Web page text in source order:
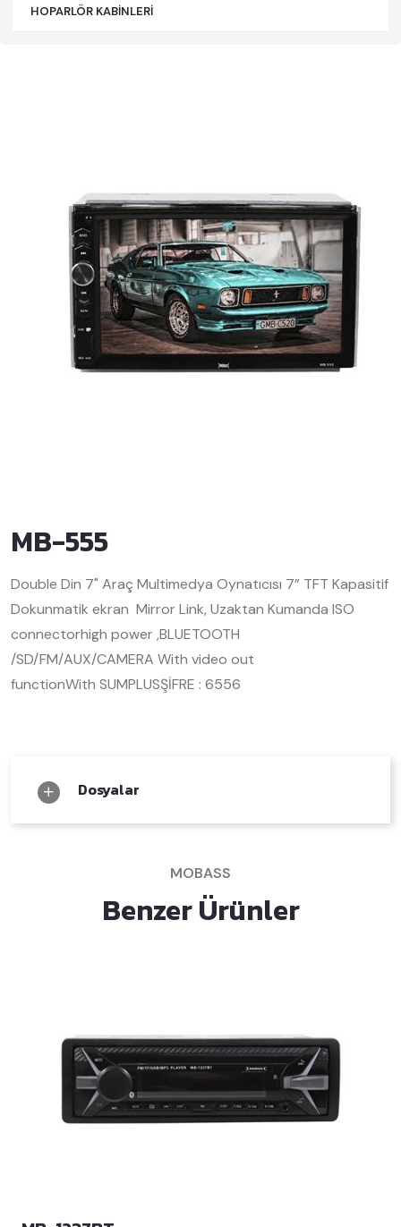
HOPARLÖR KABİNLERİ
MB-555
Double Din 7" Araç Multimedya Oynatıcısı 7” TFT Kapasitif
Dokunmatik ekran Mirror Link, Uzaktan Kumanda ISO
connectorhigh power ,BLUETOOTH
/SD/FM/AUX/CAMERA With video out
functionWith SUMPLUSŞİFRE : 6556
Dosyalar
MOBASS
Benzer Ürünler